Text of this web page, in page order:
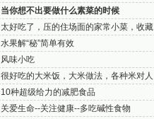
谱，补充肾气，改善呼吸的调理方法
当你想不出要做什么素菜的时候
太好吃了，压的住场面的家常小菜，收藏
起来，做给家人吃
水果解“秘”简单有效
风味小吃
很好吃的大米饭，大米做法，各种米对人
身体的好处大全
10种超级给力的减肥食品
关爱生命--关注健康--多吃碱性食物